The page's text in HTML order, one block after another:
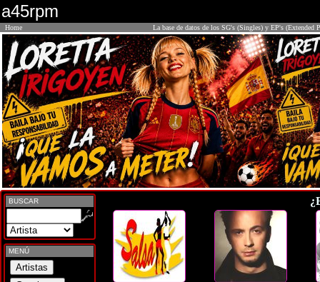
a45rpm
Home La base de datos de los SG's (Singles) y EP's (Extended
BUSCAR
MENÚ